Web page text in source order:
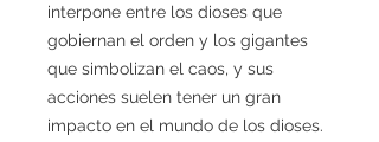
interpone entre los dioses que
gobiernan el orden y los gigantes
que simbolizan el caos, y sus
acciones suelen tener un gran
impacto en el mundo de los dioses.